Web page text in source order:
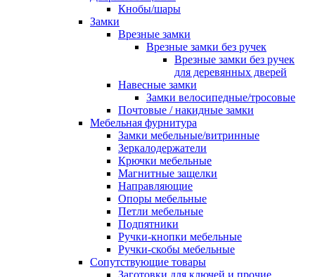
Кнобы/шары
Замки
Врезные замки
Врезные замки без ручек
Врезные замки без ручек
для деревянных дверей
Навесные замки
Замки велосипедные/тросовые
Почтовые / накидные замки
Мебельная фурнитура
Замки мебельные/витринные
Зеркалодержатели
Крючки мебельные
Магнитные защелки
Направляющие
Опоры мебельные
Петли мебельные
Подпятники
Ручки-кнопки мебельные
Ручки-скобы мебельные
Сопутствующие товары